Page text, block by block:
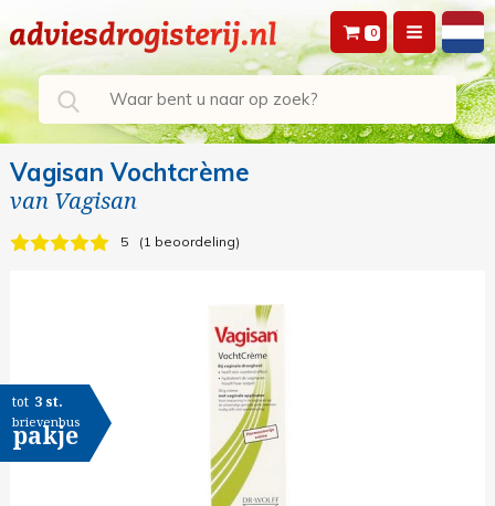
0
Vagisan Vochtcrème
van Vagisan
5 1 beoordeling
tot 3 st.
brievenbus
pakje